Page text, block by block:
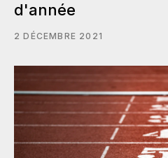
d'année
2 DÉCEMBRE 2021